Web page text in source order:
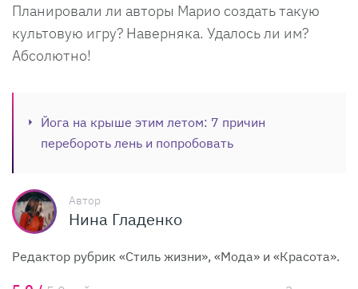
Планировали ли авторы Марио создать такую
культовую игру? Наверняка. Удалось ли им?
Абсолютно!
Йога на крыше этим летом: 7 причин
перебороть лень и попробовать
Автор
Нина Гладенко
Редактор рубрик «Стиль жизни», «Мода» и «Красота».